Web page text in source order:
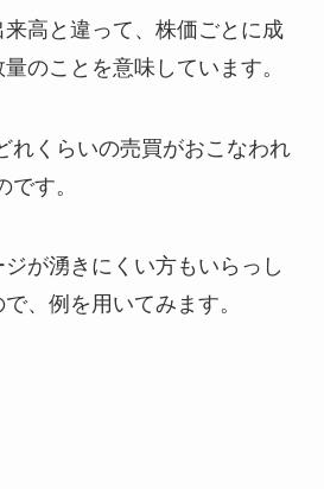
高と違って、株価ごとに成
のことを意味しています。
れくらいの売買がおこなわれ
です。
が湧きにくい方もいらっし
、例を用いてみます。